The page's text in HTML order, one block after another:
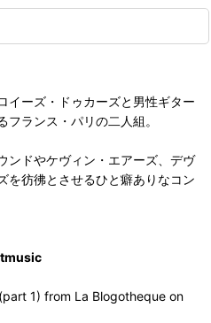
イーズ・ドゥカーズと男性ギター
フランス・パリの二人組。
ンドやケヴィン・エアーズ、デヴ
を彷彿とさせるひと癖ありなコン
1) from La Blogotheque on